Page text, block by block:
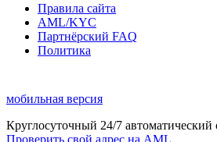
Правила сайта
AML/KYC
Партнёрский FAQ
Политика
мобильная версия
Круглосуточный 24/7 автоматический
Проверить свой адрес на AML